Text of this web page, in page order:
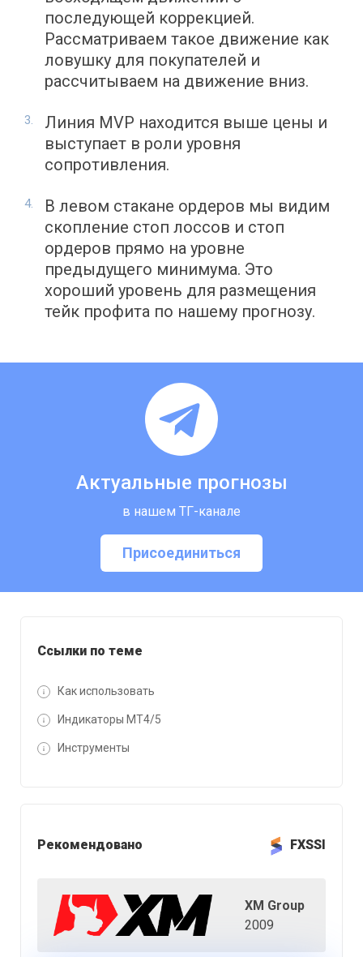
Ссылки по теме
Как использовать
Индикаторы MT4/5
Инструменты
Рекомендовано FXSSI
XM Group
2009
последующей коррекцией.
Рассматриваем такое движение как
ловушку для покупателей и
рассчитываем на движение вниз.
Линия MVP находится выше цены и
выступает в роли уровня
сопротивления.
В левом стакане ордеров мы видим
скопление стоп лоссов и стоп
ордеров прямо на уровне
предыдущего минимума. Это
хороший уровень для размещения
тейк профита по нашему прогнозу.
Актуальные прогнозы
в нашем ТГ-канале
Присоединиться